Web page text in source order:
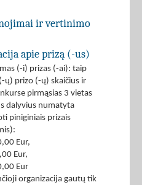
ir vertinimo
apie prizą (-us)
(-i) prizas (-ai): taip
ų) prizo (-ų) skaičius ir
pirmąsias 3 vietas
dalyvius numatyta
piniginiais prizais
Eur,
Eur,
Eur
organizacija gautų tik